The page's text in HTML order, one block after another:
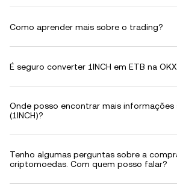
Como aprender mais sobre o trading?
É seguro converter 1INCH em ETB na
Onde posso encontrar mais informações
(1INCH)?
Tenho algumas perguntas sobre a
criptomoedas. Com quem posso falar?